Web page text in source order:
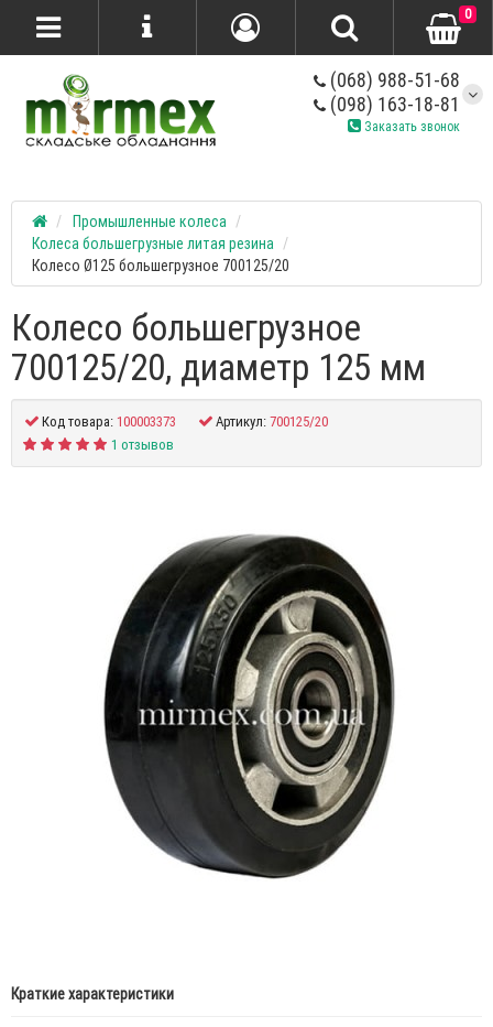
(068) 988-51-68
(098) 163-18-81
Заказать звонок
0
Промышленные колеса
Колеса большегрузные литая резина
Колесо Ø125 большегрузное 700125/20
Колесо большегрузное
700125/20, диаметр 125 мм
Код товара:100003373 Артикул:700125/20
1 отзывов
Краткие характеристики